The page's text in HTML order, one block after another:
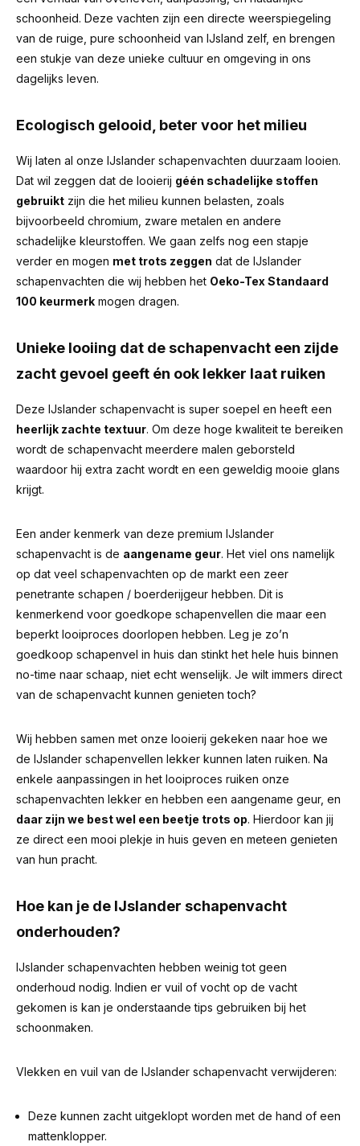
schoonheid. Deze vachten zijn een directe weerspiegeling
van de ruige, pure schoonheid van IJsland zelf, en brengen
een stukje van deze unieke cultuur en omgeving in ons
dagelijks leven.
Ecologisch gelooid, beter voor het milieu
Wij laten al onze IJslander schapenvachten duurzaam looien.
Dat wil zeggen dat de looierij géén schadelijke stoffen
gebruikt zijn die het milieu kunnen belasten, zoals
bijvoorbeeld chromium, zware metalen en andere
schadelijke kleurstoffen. We gaan zelfs nog een stapje
verder en mogen met trots zeggen dat de IJslander
schapenvachten die wij hebben het Oeko-Tex Standaard
100 keurmerk mogen dragen.
Unieke looiing dat de schapenvacht een zijde
zacht gevoel geeft én ook lekker laat ruiken
Deze IJslander schapenvacht is super soepel en heeft een
heerlijk zachte textuur. Om deze hoge kwaliteit te bereiken
wordt de schapenvacht meerdere malen geborsteld
waardoor hij extra zacht wordt en een geweldig mooie glans
krijgt.
Een ander kenmerk van deze premium IJslander
schapenvacht is de aangename geur. Het viel ons namelijk
op dat veel schapenvachten op de markt een zeer
penetrante schapen / boerderijgeur hebben. Dit is
kenmerkend voor goedkope schapenvellen die maar een
beperkt looiproces doorlopen hebben. Leg je zo’n
goedkoop schapenvel in huis dan stinkt het hele huis binnen
no-time naar schaap, niet echt wenselijk. Je wilt immers direct
van de schapenvacht kunnen genieten toch?
Wij hebben samen met onze looierij gekeken naar hoe we
de IJslander schapenvellen lekker kunnen laten ruiken. Na
enkele aanpassingen in het looiproces ruiken onze
schapenvachten lekker en hebben een aangename geur, en
daar zijn we best wel een beetje trots op. Hierdoor kan jij
ze direct een mooi plekje in huis geven en meteen genieten
van hun pracht.
Hoe kan je de IJslander schapenvacht
onderhouden?
IJslander schapenvachten hebben weinig tot geen
onderhoud nodig. Indien er vuil of vocht op de vacht
gekomen is kan je onderstaande tips gebruiken bij het
schoonmaken.
Vlekken en vuil van de IJslander schapenvacht verwijderen:
Deze kunnen zacht uitgeklopt worden met de hand of een
mattenklopper.